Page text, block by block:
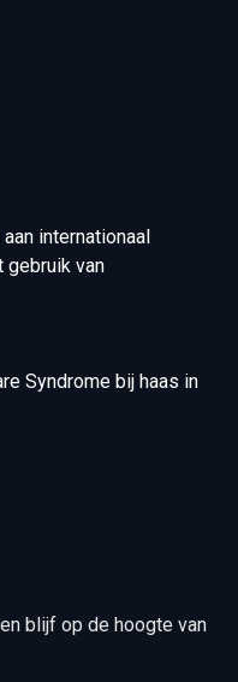
internationaal
gebruik van
Syndrome bij haas in
blijf op de hoogte van